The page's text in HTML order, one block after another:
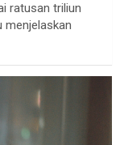
ratusan triliun
menjelaskan